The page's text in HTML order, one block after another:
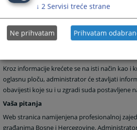
Klikom na neku od kategorija možete dobiti
dokumentima koje na sudu možete dobiti, o
o statistici o protoku predmeta, o osnivanju
suda
Kroz informacije krećete se na isti način kao i
oglasnu ploču, administrator će stavljati
obavijesti koje su i u zgradi suda postavljene
Vaša pitanja
Web stranica namijenjena profesionalnoj
građanima Bosne i Hercegovine.
↓ 2 Servisi treće strane
Ne prihvatam Prihvatam